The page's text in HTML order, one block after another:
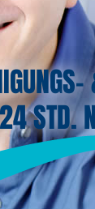
STD.